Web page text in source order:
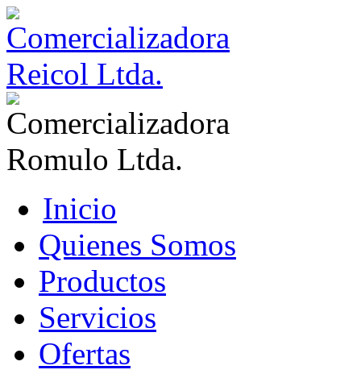
Inicio
Quienes Somos
Productos
Servicios
Ofertas